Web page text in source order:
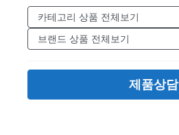
카테고리 상품 전체보기
브랜드 상품 전체보기
제품상담